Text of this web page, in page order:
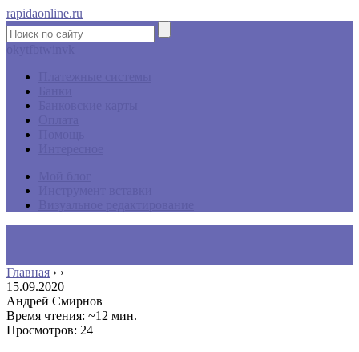
rapidaonline.ru
Главная › ›
15.09.2020
Андрей Смирнов
Время чтения: ~12 мин.
Просмотров: 24